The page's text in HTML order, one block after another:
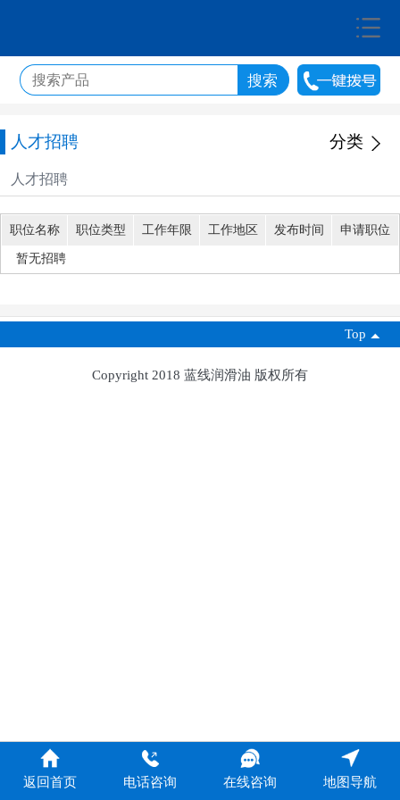
人才招聘 分类
人才招聘
职位名称 职位类型 工作年限 工作地区 发布时间 申请职位
暂无招聘
Top
Copyright 2018 蓝线润滑油 版权所有
返回首页 电话咨询 在线咨询 地图导航